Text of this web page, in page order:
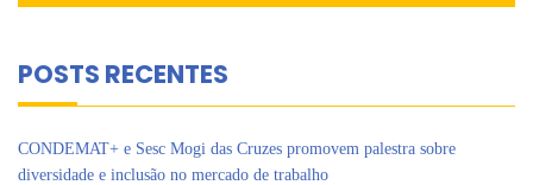
POSTS RECENTES
CONDEMAT+ e Sesc Mogi das Cruzes promovem palestra sobre
diversidade e inclusão no mercado de trabalho